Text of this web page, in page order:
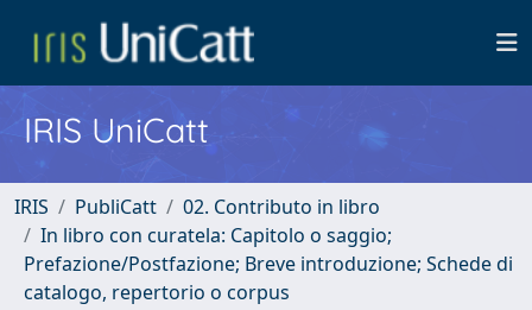
IRIS UniCatt
IRIS PubliCatt
02. Contributo in libro
In libro con curatela: Capitolo o saggio;
Prefazione/Postfazione; Breve introduzione; Schede di
catalogo, repertorio o corpus